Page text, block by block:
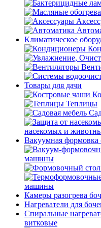
Климатическое
Товары для дачи
Теплицы
насекомых и
Вакуумная формовка
машины
машины
Камеры разогрева
Нагреватели для
Спиральные
витковые